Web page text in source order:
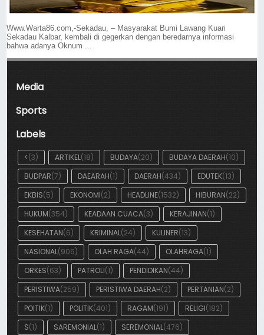
Www.Warta86.com,-Sekadau, – Masyarakat Bumi Lawang Kuari
Sekadau Kalbar, kembali di gegerkan dengan beredarnya informasi
bahwa adanya Oknum ...
Media
Sports
Labels
<(3) ARTIKEL(18) BUDAYA(20) BUDAYA DAERAH(10)
BUDPAR(7) DAEARAH(1) DAERAH(434) EDUTEK(13)
EKBIS(5) EKONOMI(2) HEADLINE(1532) HIBURAN(22)
HUKUM(354) KEADAAN CUACA(3) KERAJINAN(1)
KESEHATAN(6) KRIMINAL(24) KULINER(13)
NASIONAL(906) OLAH RAGA(44) OLAHRAGA(1)
ORKES(63) PATROLI(1) PENDIDIKAN(44)
PERISTIWA(259) PERISTIWA DAERAH(2) PERTANIAN(2)
POITIK(1) POLITIK(401) RAGAM(191) RELIGI(182)
S(1) SAREMONIAL(1) SEREMONIAL(476)